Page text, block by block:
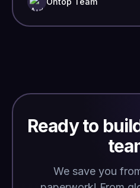
Ready to
We save you